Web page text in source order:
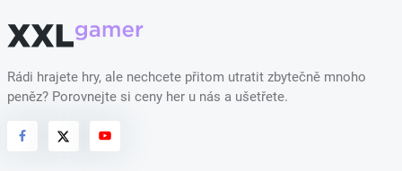
Rádi hrajete hry, ale nechcete přitom utratit zbytečně mnoho
peněz? Porovnejte si ceny her u nás a ušetřete.